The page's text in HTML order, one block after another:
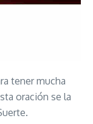
tener mucha
oración se la